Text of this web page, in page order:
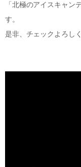
「北極のアイスキャン
す。
是非、チェックよろし